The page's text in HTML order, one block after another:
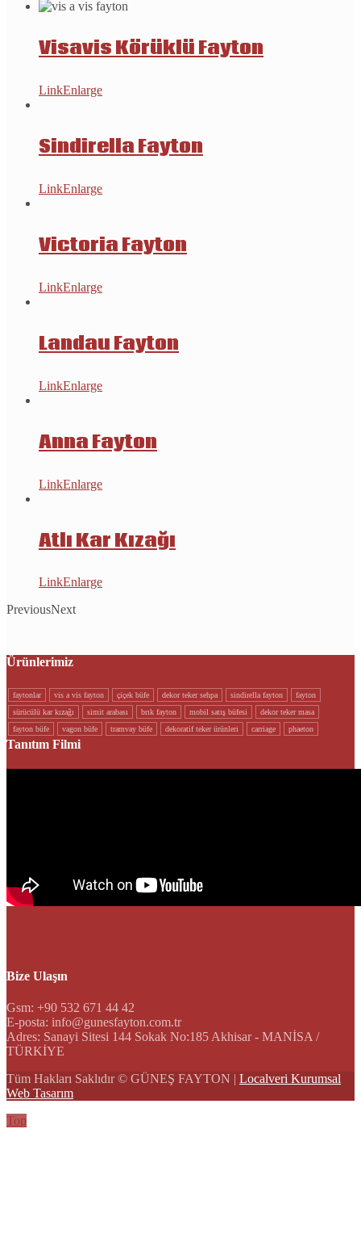
Visavis Körüklü Fayton
LinkEnlarge
Sindirella Fayton
LinkEnlarge
Victoria Fayton
LinkEnlarge
Landau Fayton
LinkEnlarge
Anna Fayton
LinkEnlarge
Atlı Kar Kızağı
LinkEnlarge
PreviousNext
Ürünlerimiz
faytonlar vi̇s a vi̇s fayton çi̇çek büfe dekor teker sehpa si̇ndi̇rella fayton
fayton
sürücülü kar kizaği
si̇mi̇t arabasi brik fayton mobi̇l satiş büfesi̇
dekor teker masa
fayton büfe
vagon büfe tramvay büfe dekorati̇f teker ürünleri carriage phaeton
Tanıtım Filmi
Bize Ulaşın
Gsm: +90 532 671 44 42
E-posta: info@gunesfayton.com.tr
Adres: Sanayi Sitesi 144 Sokak No:185 Akhisar - MANİSA /
TÜRKİYE
Tüm Hakları Saklıdır © GÜNEŞ FAYTON | Localveri Kurumsal
Web Tasarım
Top